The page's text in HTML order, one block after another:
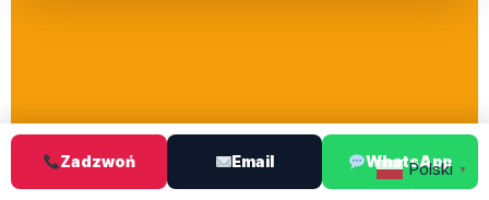
Zadzwoń Email WhatsApp
Polski ▼